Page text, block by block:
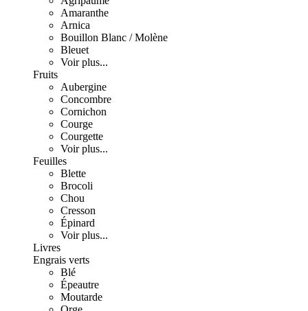
Amaranthe
Arnica
Bouillon Blanc / Molène
Bleuet
Voir plus...
Fruits
Aubergine
Concombre
Cornichon
Courge
Courgette
Voir plus...
Feuilles
Blette
Brocoli
Chou
Cresson
Épinard
Voir plus...
Livres
Engrais verts
Blé
Épeautre
Moutarde